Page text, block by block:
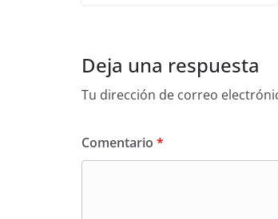
Deja una respuesta
Tu dirección de correo
Comentario *